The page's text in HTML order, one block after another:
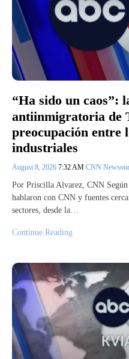
“Ha sido un caos”:
antiinmigratoria de
preocupación entre
industriales
August 8, 2026 7:32 AM CNN
Por Priscilla Alvarez, CNN
hablaron con CNN y fuentes
sectores, desde la…
Continue Reading